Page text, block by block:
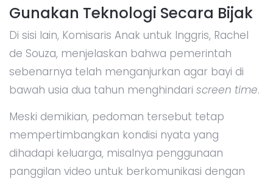
Gunakan Teknologi Secara Bijak
Di sisi lain, Komisaris Anak untuk Inggris, Rachel
de Souza, menjelaskan bahwa pemerintah
sebenarnya telah menganjurkan agar bayi di
bawah usia dua tahun menghindari screen time.
Meski demikian, pedoman tersebut tetap
mempertimbangkan kondisi nyata yang
dihadapi keluarga, misalnya penggunaan
panggilan video untuk berkomunikasi dengan